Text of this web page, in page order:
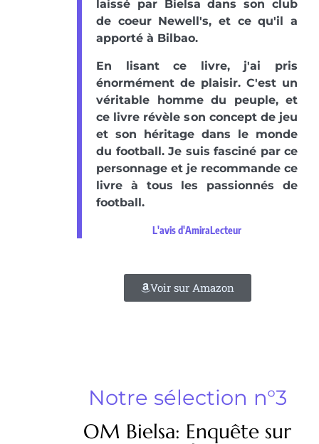
laissé par Bielsa dans son club
de coeur Newell's, et ce qu'il a
apporté à Bilbao.
En lisant ce livre, j'ai pris
énormément de plaisir. C'est un
véritable homme du peuple, et
ce livre révèle son concept de jeu
et son héritage dans le monde
du football. Je suis fasciné par ce
personnage et je recommande ce
livre à tous les passionnés de
football.
L'avis d'AmiraLecteur
Voir sur Amazon
Notre sélection n°3
OM Bielsa: Enquête sur